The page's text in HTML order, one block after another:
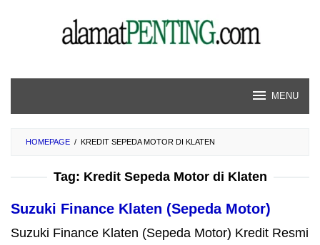
MENU
HOMEPAGE / KREDIT SEPEDA MOTOR DI KLATEN
Tag: Kredit Sepeda Motor di Klaten
Suzuki Finance Klaten (Sepeda Motor)
Suzuki Finance Klaten (Sepeda Motor) Kredit Resmi